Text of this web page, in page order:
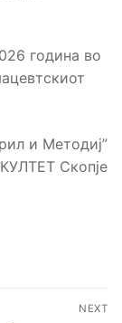
година во
и Методиј”
Скопје
NEXT